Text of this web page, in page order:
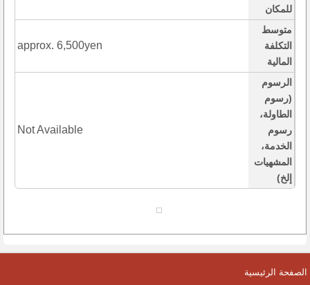
للمكان
متوسط
التكلفة
المالية
approx. 6,500yen
الرسوم
(رسوم
الطاولة،
رسوم
الخدمة،
المشهيات
إلخ)
Not Available
الصفحة الرئيسية